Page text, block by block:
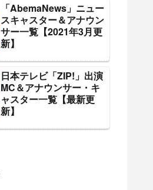
「AbemaNews」ニュー
スキャスター＆アナウン
サー一覧【2021年3月更
新】
日本テレビ「ZIP!」出演
MC＆アナウンサー・キ
ャスター一覧【最新更
新】